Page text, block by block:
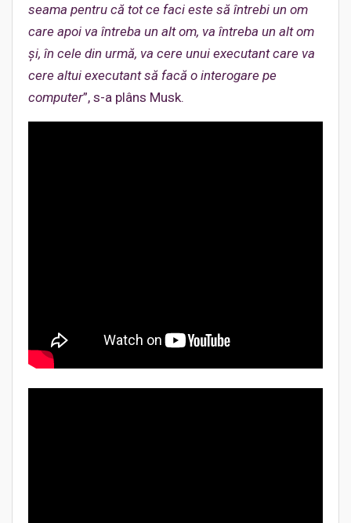
seama pentru că tot ce faci este să întrebi un om
care apoi va întreba un alt om, va întreba un alt om
și, în cele din urmă, va cere unui executant care va
cere altui executant să facă o interogare pe
computer”, s-a plâns Musk.